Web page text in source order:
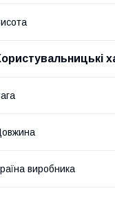
виробника